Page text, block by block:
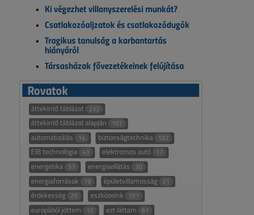
Ki végezhet villanyszerelési munkát?
Csatlakozóaljzatok és csatlakozódugók
Tragikus tanulság a karbantartás
hiányáról
Társasházak fővezetékeinek felújítása
Rovatok
áttekintő táblázat 232
áttekintő táblázat alapján 107
automatizálás 14 biztonságtechnika 102
EIB technológia 43 elektromos autó 17
energetika 57 energiaellátás 30
energiaforrások 19 épületvillamosság 21
érdekesség 29 eszközeink 151
európából jöttem 12 ezt láttam 61